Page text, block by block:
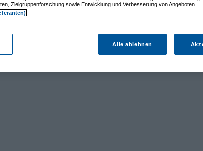
Zielgruppenforschung sowie Entwicklung und Verbesserung von Angeboten.
Alle ablehnen